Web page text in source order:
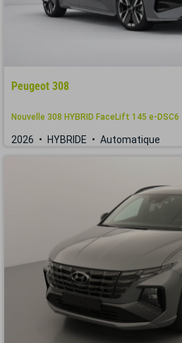
Peugeot 308
Nouvelle 308 HYBRID FaceLift 145 e-
2026 HYBRIDE Automatique